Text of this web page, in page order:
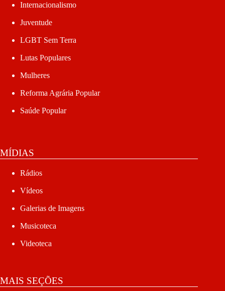
Internacionalismo
Juventude
LGBT Sem Terra
Lutas Populares
Mulheres
Reforma Agrária Popular
Saúde Popular
MÍDIAS
Rádios
Vídeos
Galerias de Imagens
Musicoteca
Videoteca
MAIS SEÇÕES